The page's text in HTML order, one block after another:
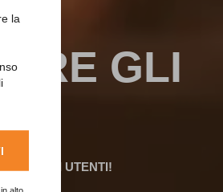
la
alto
GLI
GLI UTENTI!